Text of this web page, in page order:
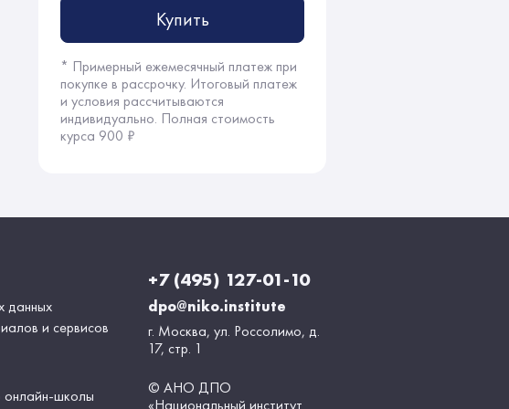
Купить
* Примерный ежемесячный платеж при
покупке в рассрочку. Итоговый платеж
и условия рассчитываются
индивидуально. Полная стоимость
курса 900 ₽
данных
и сервисов
онлайн-школы
+7 (495) 127-01-10
dpo@niko.institute
г. Москва, ул. Россолимо, д.
17, стр. 1
© АНО ДПО
«Национальный институт